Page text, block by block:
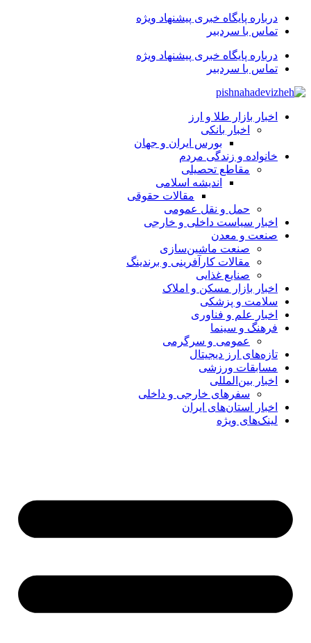
درباره پایگاه خبری پیشنهاد ویژه
تماس با سردبیر
درباره پایگاه خبری پیشنهاد ویژه
تماس با سردبیر
اخبار بازار طلا و ارز
اخبار بانکی
بورس ایران و جهان
خانواده و زندگی مردم
مقاطع تحصیلی
اندیشه اسلامی
مقالات حقوقی
حمل و نقل عمومی
اخبار سیاست داخلی و خارجی
صنعت و معدن
صنعت ماشین‌سازی
مقالات کارآفرینی و برندینگ
صنایع غذایی
اخبار بازار مسکن و املاک
سلامت و پزشکی
اخبار علم و فناوری
فرهنگ و سینما
عمومی و سرگرمی
تازه‌های ارز دیجیتال
مسابقات ورزشی
اخبار بین‌المللی
سفرهای خارجی و داخلی
اخبار استان‌های ایران
لینک‌های ویژه